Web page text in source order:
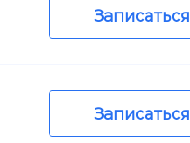
Записаться
Записаться